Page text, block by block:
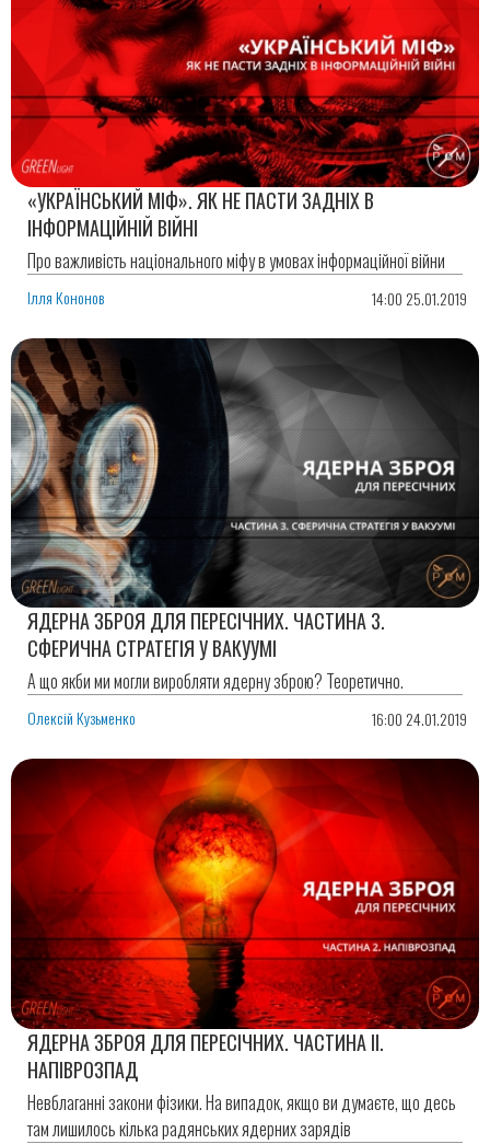
«УКРАЇНСЬКИЙ МІФ». ЯК НЕ ПАСТИ ЗАДНІХ В
ІНФОРМАЦІЙНІЙ ВІЙНІ
Про важливість національного міфу в умовах інформаційної війни
Ілля Кононов 14:00 25.01.2019
ЯДЕРНА ЗБРОЯ ДЛЯ ПЕРЕСІЧНИХ. ЧАСТИНА 3.
СФЕРИЧНА СТРАТЕГІЯ У ВАКУУМІ
А що якби ми могли виробляти ядерну зброю? Теоретично.
Олексій Кузьменко 16:00 24.01.2019
ЯДЕРНА ЗБРОЯ ДЛЯ ПЕРЕСІЧНИХ. ЧАСТИНА ІІ.
НАПІВРОЗПАД
Невблаганні закони фізики. На випадок, якщо ви думаєте, що десь
там лишилось кілька радянських ядерних зарядів